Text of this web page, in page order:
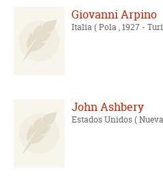
Giovanni Arpino
Italia( Pola , 1927 -
John Ashbery
Estados Unidos(